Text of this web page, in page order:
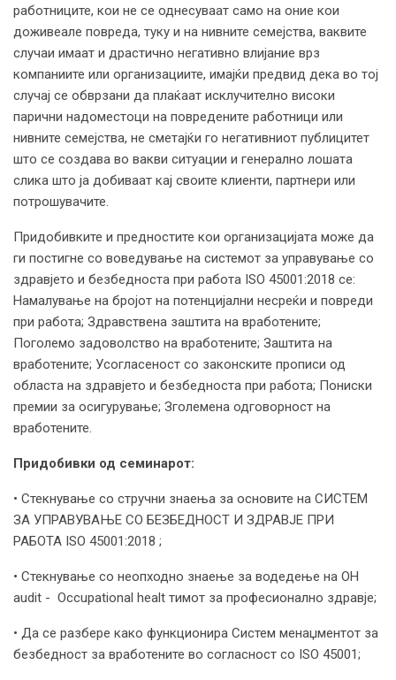
работниците, кои не се однесуваат само на оние кои
доживеале повреда, туку и на нивните семејства, ваквите
случаи имаат и драстично негативно влијание врз
компаниите или организациите, имајќи предвид дека во тој
случај се обврзани да плаќаат исклучително високи
парични надоместоци на повредените работници или
нивните семејства, не сметајќи го негативниот публицитет
што се создава во вакви ситуации и генерално лошата
слика што ја добиваат кај своите клиенти, партнери или
потрошувачите.
Придобивките и предностите кои организацијата може да
ги постигне со воведување на системот за управување со
здравјето и безбедноста при работа ISO 45001:2018 се:
Намалување на бројот на потенцијални несреќи и повреди
при работа; Здравствена заштита на вработените;
Поголемо задоволство на вработените; Заштита на
вработените; Усогласеност со законските прописи од
областа на здравјето и безбедноста при работа; Пониски
премии за осигурување; Зголемена одговорност на
вработените.
Придобивки од семинарот:
• Стекнување со стручни знаења за основите на СИСТЕМ
ЗА УПРАВУВАЊЕ СО БЕЗБЕДНОСТ И ЗДРАВЈЕ ПРИ
РАБОТА ISO 45001:2018 ;
• Стекнување со неопходно знаење за водедење на OH
audit - Occupational healt тимот за професионално здравје;
• Да се разбере како функционира Систем менаџментот за
безбедност за вработените во согласност со ISO 45001;